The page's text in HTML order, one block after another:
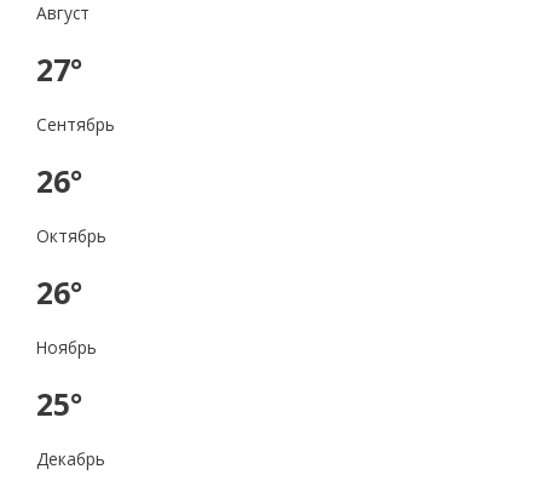
Август
27°
Сентябрь
26°
Октябрь
26°
Ноябрь
25°
Декабрь